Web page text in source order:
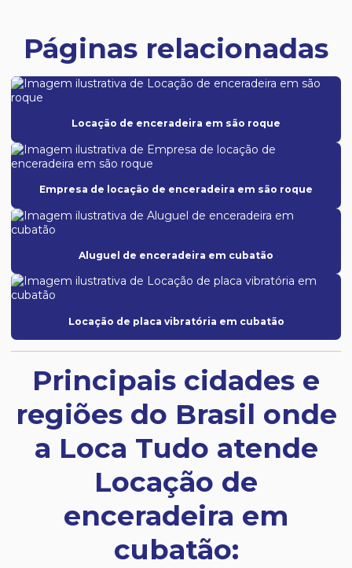
Páginas relacionadas
Locação de enceradeira em são roque
Empresa de locação de enceradeira em são roque
Aluguel de enceradeira em cubatão
Locação de placa vibratória em cubatão
Principais cidades e
regiões do Brasil onde
a Loca Tudo atende
Locação de
enceradeira em
cubatão: